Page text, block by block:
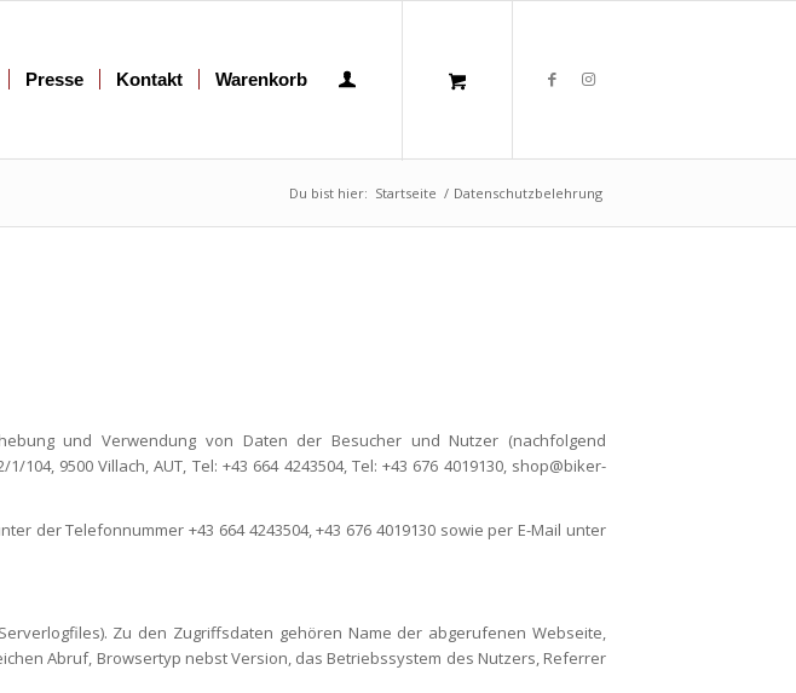
Presse Kontakt Warenkorb
Du bist hier: Startseite / Datenschutzbelehrung
und Verwendung von Daten der Besucher und Nutzer (nachfolgend
9500 Villach, AUT, Tel: +43 664 4243504, Tel: +43 676 4019130, shop@biker-
der Telefonnummer +43 664 4243504, +43 676 4019130 sowie per E-Mail unter
Zu den Zugriffsdaten gehören Name der abgerufenen Webseite,
Abruf, Browsertyp nebst Version, das Betriebssystem des Nutzers, Referrer